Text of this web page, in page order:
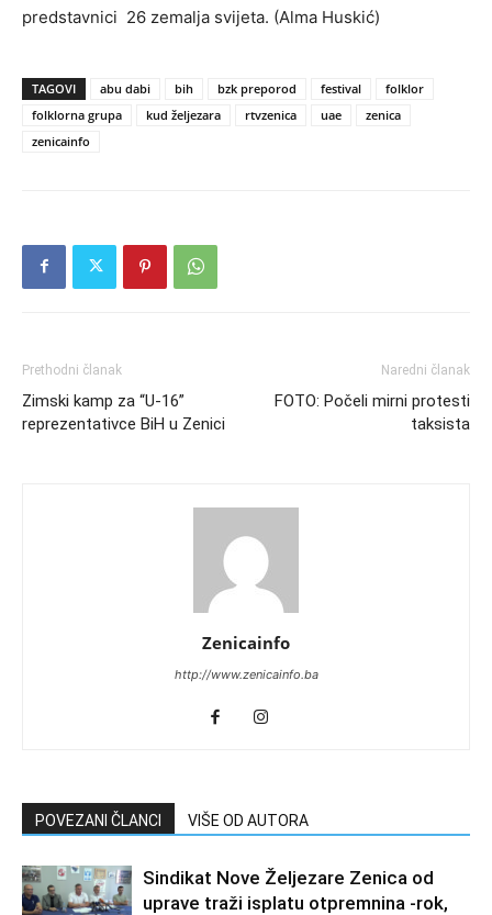
predstavnici 26 zemalja svijeta. (Alma Huskić)
TAGOVI abu dabi bih bzk preporod festival
folklor
folklorna grupa
kud željezara rtvzenica uae
zenica
zenicainfo
Prethodni članak
Zimski kamp za “U-16”
reprezentativce BiH u Zenici
Naredni članak
FOTO: Počeli mirni protesti
taksista
Zenicainfo
http://www.zenicainfo.ba
POVEZANI ČLANCI VIŠE OD AUTORA
Sindikat Nove Željezare Zenica od
uprave traži isplatu otpremnina -rok,